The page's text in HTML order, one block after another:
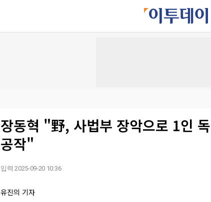
장동혁 "野, 사법부 장악으로 1인
공작"
입력 2025-09-20 10:36
유진의 기자